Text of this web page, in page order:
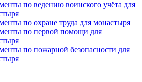
по ведению воинского учёта для
по охране труда для монастыря
по первой помощи для
по пожарной безопасности для